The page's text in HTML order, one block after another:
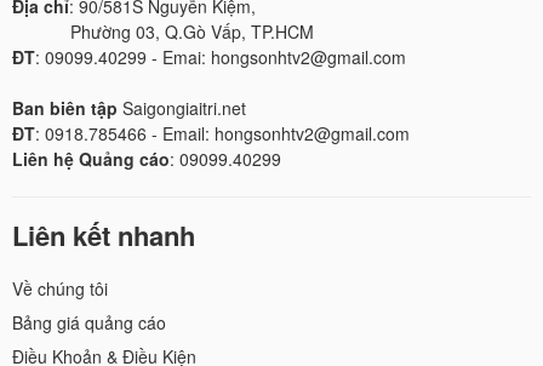
Địa chỉ: 90/581S Nguyễn Kiệm,
Phường 03, Q.Gò Vấp, TP.HCM
ĐT: 09099.40299 - Emai: hongsonhtv2@gmail.com
Ban biên tập Saigongiaitri.net
ĐT: 0918.785466 - Email: hongsonhtv2@gmail.com
Liên hệ Quảng cáo: 09099.40299
Liên kết nhanh
Về chúng tôi
Bảng giá quảng cáo
Điều Khoản & Điều Kiện